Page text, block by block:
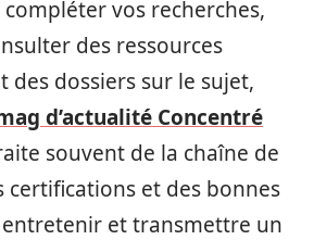
compléter vos recherches,
des ressources
des dossiers sur le sujet,
d’actualité Concentré
souvent de la chaîne de
certifications et des bonnes
et transmettre un